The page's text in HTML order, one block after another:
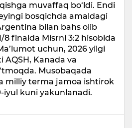
muvaffaq bo‘ldi. Endi
bosqichda amaldagi
bilan bahs olib
8 finalda Misrni 3:2 hisobida
uchun, 2026 yilgi
Kanada va
Musobaqada
milliy terma jamoa ishtirok
iyul kuni yakunlanadi.